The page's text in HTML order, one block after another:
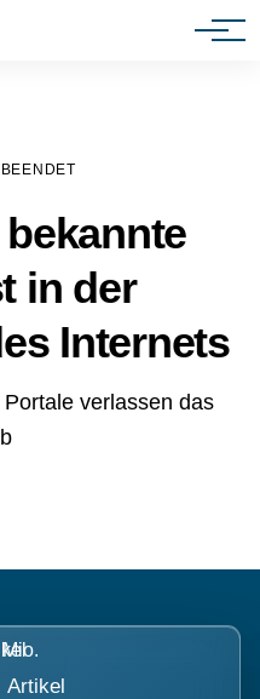
in der
Internets
verlassen das
Artikel